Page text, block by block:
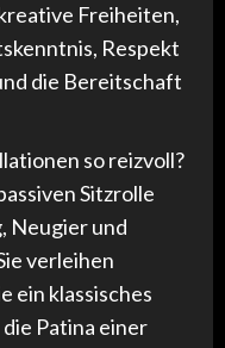
Freiheiten,
Respekt
die Bereitschaft
so reizvoll?
Sitzrolle
Neugier und
verleihen
ein klassisches
Patina einer